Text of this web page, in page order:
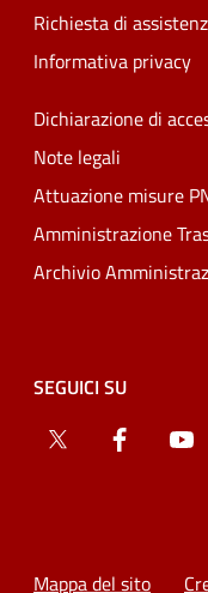
Richiesta di
Informativa privacy
Dichiarazione di
Note legali
Attuazione misure
Amministrazione
Archivio
SEGUICI SU
Twitter
Facebook
Mappa del sito